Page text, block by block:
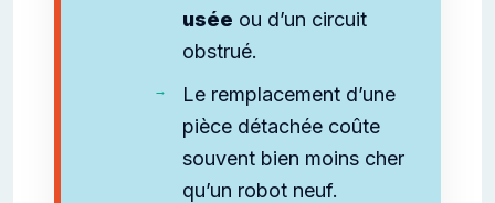
usée ou d’un circuit
obstrué.
Le remplacement d’une
pièce détachée coûte
souvent bien moins cher
qu’un robot neuf.